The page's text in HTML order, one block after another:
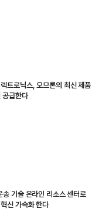
트로닉스, 오므론의 최신 제품
공급한다
송 기술 온라인 리소스 센터로
신 가속화 한다